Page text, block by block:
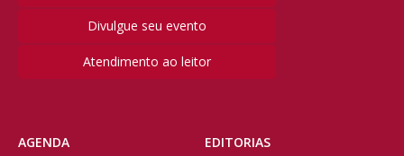
Divulgue seu evento
Atendimento ao leitor
AGENDA EDITORIAS